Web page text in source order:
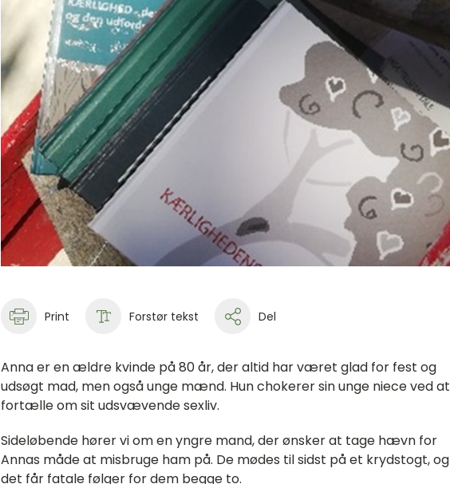
Print Forstør tekst Del
Anna er en ældre kvinde på 80 år, der altid har været glad for fest og
udsøgt mad, men også unge mænd. Hun chokerer sin unge niece ved at
fortælle om sit udsvævende sexliv.
Sideløbende hører vi om en yngre mand, der ønsker at tage hævn for
Annas måde at misbruge ham på. De mødes til sidst på et krydstogt, og
det får fatale følger for dem begge to.